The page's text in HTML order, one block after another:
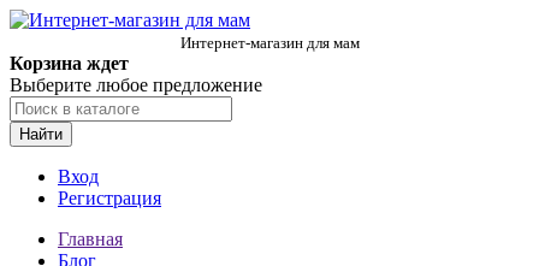
Интернет-магазин для мам
Корзина ждет
Выберите любое предложение
Найти
Вход
Регистрация
Главная
Блог